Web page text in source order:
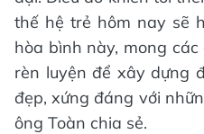
thế hệ trẻ hôm nay sẽ
hòa bình này, mong
rèn luyện để xây dựng
đẹp, xứng đáng với
ông Toàn chia sẻ.